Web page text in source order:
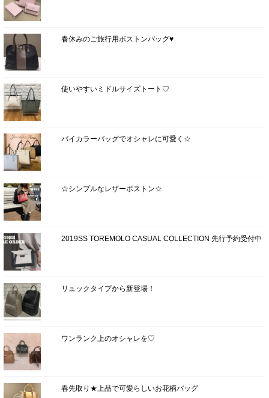
春休みのご旅行用ボストンバッグ♥
使いやすいミドルサイズトート♡
バイカラーバッグでオシャレに可愛く☆
☆シンプルなレザーボストン☆
2019SS TOREMOLO CASUAL COLLECTION 先行予約受付中
リュックタイプから新登場！
ワンランク上のオシャレを♡
春先取り★上品で可愛らしいお花柄バッグ